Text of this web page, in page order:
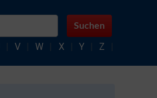
Suchen
V W X Y Z